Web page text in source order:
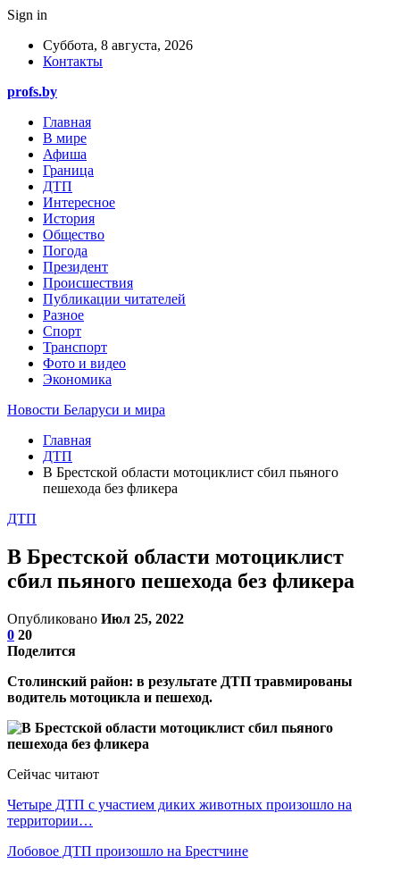
Sign in
Суббота, 8 августа, 2026
Контакты
profs.by
Главная
В мире
Афиша
Граница
ДТП
Интересное
История
Общество
Погода
Президент
Происшествия
Публикации читателей
Разное
Спорт
Транспорт
Фото и видео
Экономика
Новости Беларуси и мира
Главная
ДТП
В Брестской области мотоциклист сбил пьяного
пешехода без фликера
ДТП
В Брестской области мотоциклист
сбил пьяного пешехода без фликера
Опубликовано Июл 25, 2022
0 20
Поделится
Столинский район: в результате ДТП травмированы
водитель мотоцикла и пешеход.
Сейчас читают
Четыре ДТП с участием диких животных произошло на
территории…
Лобовое ДТП произошло на Брестчине